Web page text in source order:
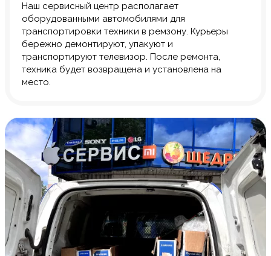
Наш сервисный центр располагает
оборудованными автомобилями для
транспортировки техники в ремзону. Курьеры
бережно демонтируют, упакуют и
транспортируют телевизор. После ремонта,
техника будет возвращена и установлена на
место.